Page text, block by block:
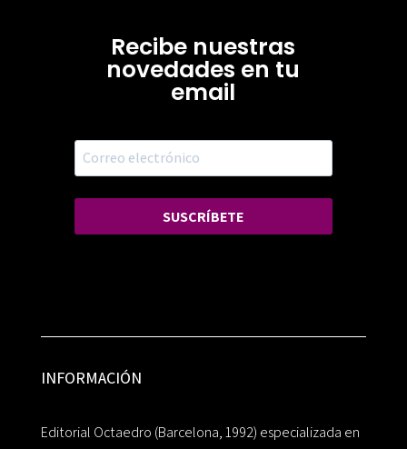
Recibe nuestras
novedades en tu
email
SUSCRÍBETE
INFORMACIÓN
Editorial Octaedro (Barcelona, 1992) especializada en